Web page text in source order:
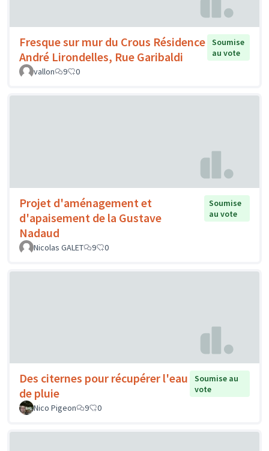
Fresque sur mur du Crous Résidence
André Lirondelles, Rue Garibaldi
Soumise
au vote
vallon
9 0
Projet d'aménagement et
d'apaisement de la Gustave
Nadaud
Soumise
au vote
Nicolas GALET 9 0
Des citernes pour récupérer l'eau
de pluie
Soumise au
vote
Nico Pigeon
9 0